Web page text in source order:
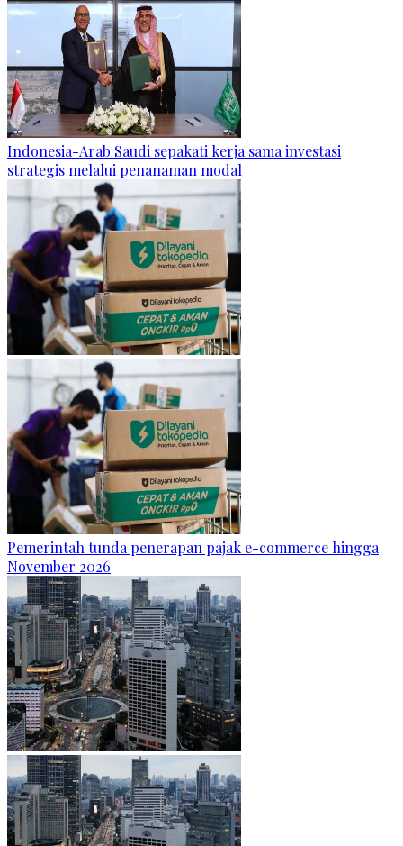
Indonesia-Arab Saudi sepakati kerja sama investasi
strategis melalui penanaman modal
Pemerintah tunda penerapan pajak e-commerce hingga
November 2026